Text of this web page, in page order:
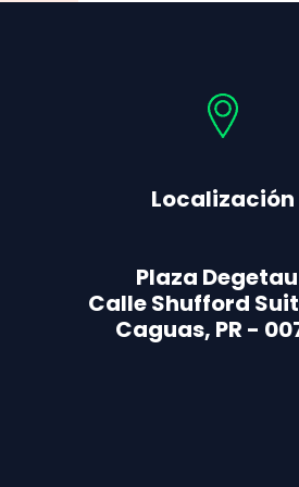
Localización
Plaza Degetau
Calle Shufford
Caguas, PR -